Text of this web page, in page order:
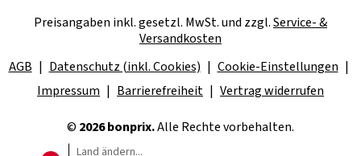
Preisangaben inkl. gesetzl. MwSt. und zzgl.Service- &
Versandkosten
AGB
Datenschutz (inkl. Cookies)
Cookie-Einstellungen
Impressum
Barrierefreiheit Vertrag widerrufen
© 2026 bonprix.Alle Rechte vorbehalten.
Land ändern...